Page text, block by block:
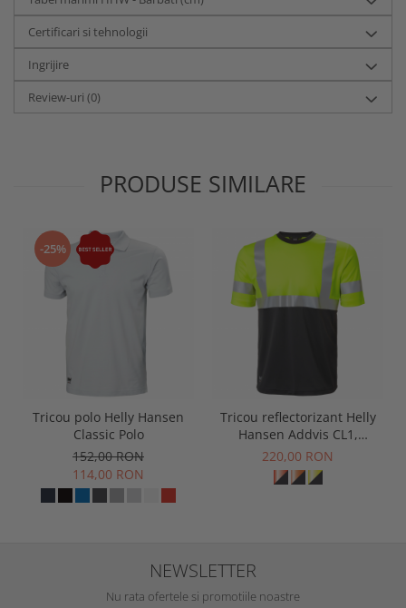
Certificari si tehnologii
Ingrijire
Review-uri (0)
PRODUSE SIMILARE
-25%
Tricou polo Helly Hansen
Classic Polo
152,00 RON
114,00 RON
Tricou reflectorizant Helly
Hansen Addvis CL1,
galben/negru abanos, XS
220,00 RON
NEWSLETTER
Nu rata ofertele si promotiile noastre